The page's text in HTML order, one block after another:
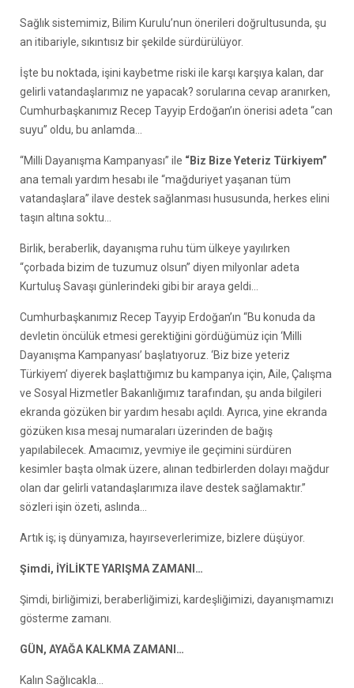
Sağlık sistemimiz, Bilim Kurulu’nun önerileri doğrultusunda, şu
an itibariyle, sıkıntısız bir şekilde sürdürülüyor.
İşte bu noktada, işini kaybetme riski ile karşı karşıya kalan, dar
gelirli vatandaşlarımız ne yapacak? sorularına cevap aranırken,
Cumhurbaşkanımız Recep Tayyip Erdoğan’ın önerisi adeta “can
suyu” oldu, bu anlamda…
“Milli Dayanışma Kampanyası” ile “Biz Bize Yeteriz Türkiyem”
ana temalı yardım hesabı ile “mağduriyet yaşanan tüm
vatandaşlara” ilave destek sağlanması hususunda, herkes elini
taşın altına soktu…
Birlik, beraberlik, dayanışma ruhu tüm ülkeye yayılırken
“çorbada bizim de tuzumuz olsun” diyen milyonlar adeta
Kurtuluş Savaşı günlerindeki gibi bir araya geldi…
Cumhurbaşkanımız Recep Tayyip Erdoğan’ın “Bu konuda da
devletin öncülük etmesi gerektiğini gördüğümüz için ‘Milli
Dayanışma Kampanyası’ başlatıyoruz. ‘Biz bize yeteriz
Türkiyem’ diyerek başlattığımız bu kampanya için, Aile, Çalışma
ve Sosyal Hizmetler Bakanlığımız tarafından, şu anda bilgileri
ekranda gözüken bir yardım hesabı açıldı. Ayrıca, yine ekranda
gözüken kısa mesaj numaraları üzerinden de bağış
yapılabilecek. Amacımız, yevmiye ile geçimini sürdüren
kesimler başta olmak üzere, alınan tedbirlerden dolayı mağdur
olan dar gelirli vatandaşlarımıza ilave destek sağlamaktır.”
sözleri işin özeti, aslında…
Artık iş; iş dünyamıza, hayırseverlerimize, bizlere düşüyor.
Şimdi, İYİLİKTE YARIŞMA ZAMANI…
Şimdi, birliğimizi, beraberliğimizi, kardeşliğimizi, dayanışmamızı
gösterme zamanı.
GÜN, AYAĞA KALKMA ZAMANI…
Kalın Sağlıcakla…